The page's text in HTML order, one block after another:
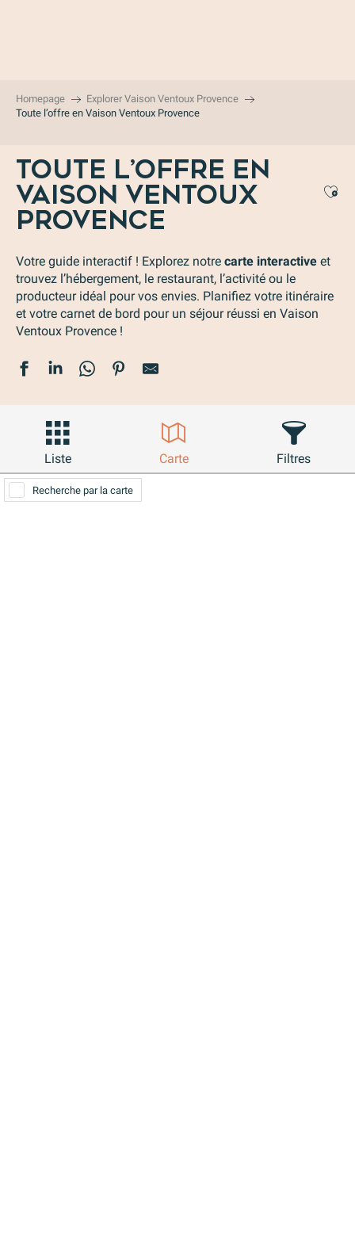
Homepage
Explorer Vaison Ventoux Provence
Toute l’offre en Vaison Ventoux Provence
TOUTE L’OFFRE EN
VAISON VENTOUX
PROVENCE
Votre guide interactif ! Explorez notre carte interactive et
trouvez l’hébergement, le restaurant, l’activité ou le
producteur idéal pour vos envies. Planifiez votre itinéraire
et votre carnet de bord pour un séjour réussi en Vaison
Ventoux Provence !
Liste Carte Filtres
Recherche par la carte